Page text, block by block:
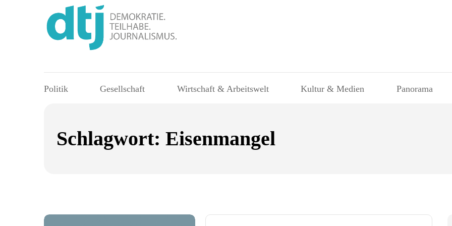
Politik Gesellschaft Wirtschaft & Arbeitswelt Kultur & Medien Panorama
Schlagwort: Eisenmangel